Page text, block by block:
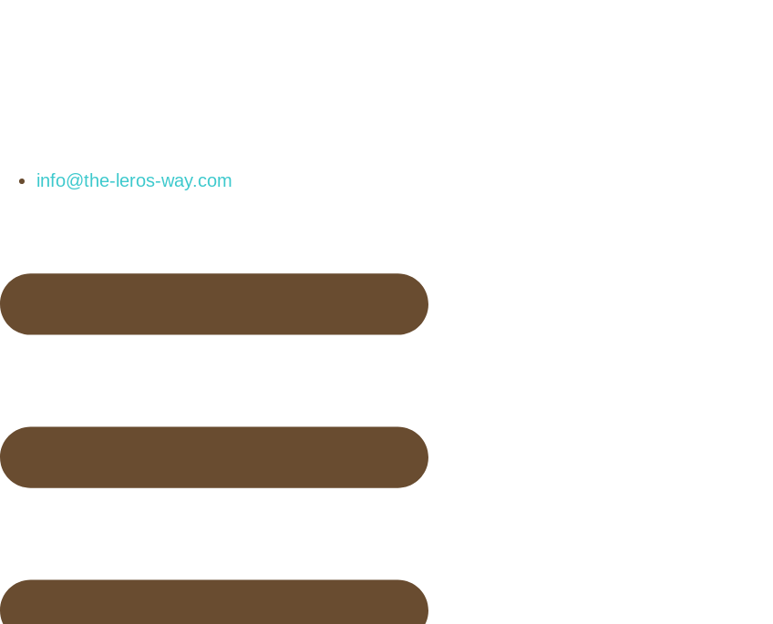
info@the-leros-way.com